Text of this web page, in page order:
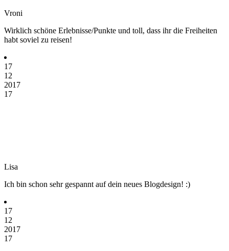
Vroni
Wirklich schöne Erlebnisse/Punkte und toll, dass ihr die Freiheiten
habt soviel zu reisen!
17
12
2017
17
Lisa
Ich bin schon sehr gespannt auf dein neues Blogdesign! :)
17
12
2017
17